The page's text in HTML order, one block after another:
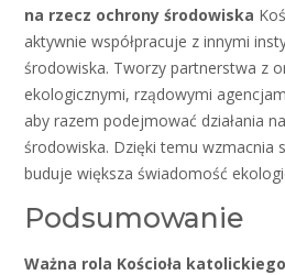
na rzecz ochrony środowiska
aktywnie współpracuje z innymi
środowiska. Tworzy partnerstwa z
ekologicznymi, rządowymi
aby razem podejmować działania
środowiska. Dzięki temu wzmacnia
buduje większa świadomość
Podsumowanie
Ważna rola Kościoła